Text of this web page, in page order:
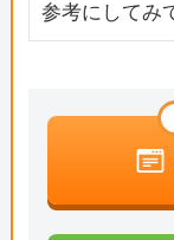
参考にしてみ